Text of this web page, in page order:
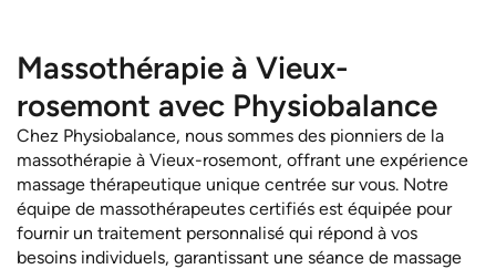
Massothérapie à Vieux-
rosemont avec Physiobalance
Chez Physiobalance, nous sommes des pionniers de la
massothérapie à Vieux-rosemont, offrant une expérience
massage thérapeutique unique centrée sur vous. Notre
équipe de massothérapeutes certifiés est équipée pour
fournir un traitement personnalisé qui répond à vos
besoins individuels, garantissant une séance de massage